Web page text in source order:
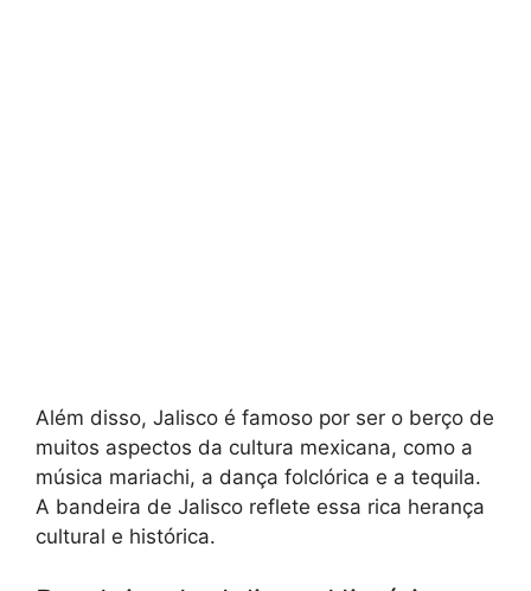
Além disso, Jalisco é famoso por ser o berço de
muitos aspectos da cultura mexicana, como a
música mariachi, a dança folclórica e a tequila.
A bandeira de Jalisco reflete essa rica herança
cultural e histórica.